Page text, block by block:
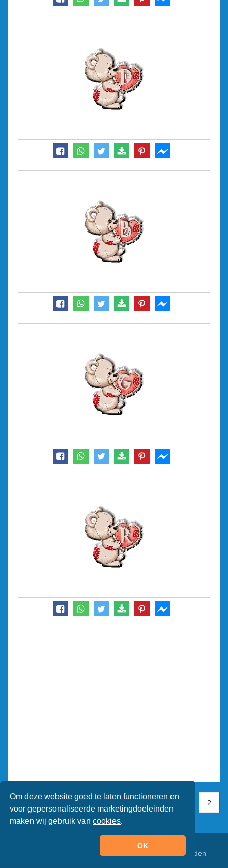
Om deze website goed te laten functioneren en
voor gepersonaliseerde marketingdoeleinden
maken wij gebruik vancookies.
OK
2
© Animaatjes.nl - 2005/2026 - Alle rechten voorbehouden